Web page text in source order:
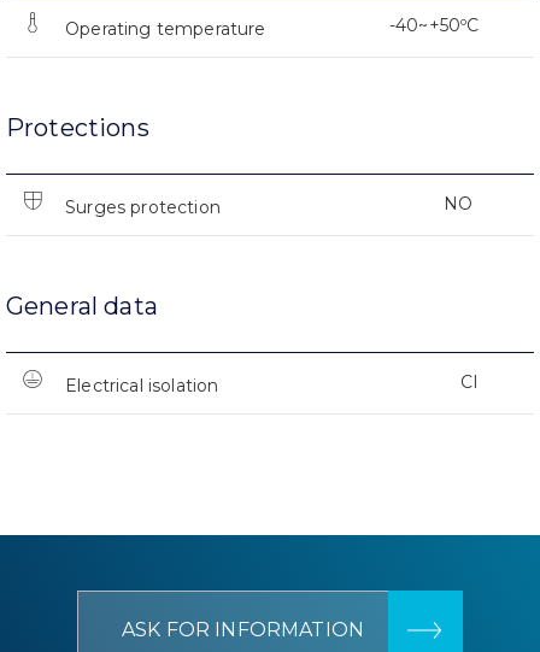
Operating temperature -40~+50ºC
Protections
Surges protection NO
General data
Electrical isolation CI
ASK FOR INFORMATION